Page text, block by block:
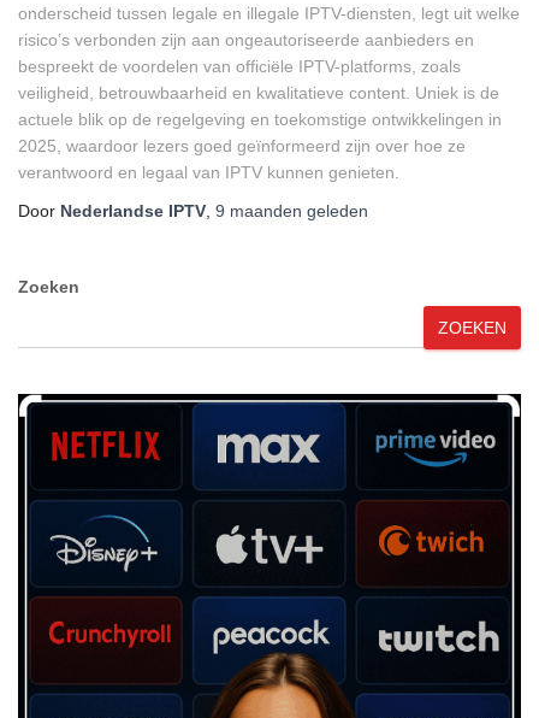
onderscheid tussen legale en illegale IPTV-diensten, legt uit welke
risico’s verbonden zijn aan ongeautoriseerde aanbieders en
bespreekt de voordelen van officiële IPTV-platforms, zoals
veiligheid, betrouwbaarheid en kwalitatieve content. Uniek is de
actuele blik op de regelgeving en toekomstige ontwikkelingen in
2025, waardoor lezers goed geïnformeerd zijn over hoe ze
verantwoord en legaal van IPTV kunnen genieten.
Door Nederlandse IPTV, 9 maanden geleden
Zoeken
ZOEKEN